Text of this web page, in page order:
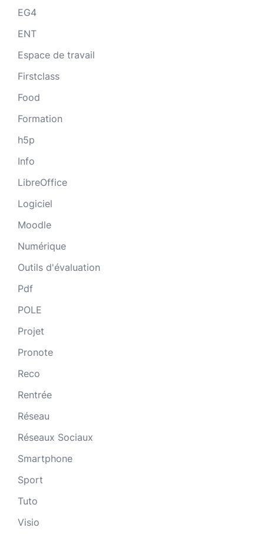
EG4
ENT
Espace de travail
Firstclass
Food
Formation
h5p
Info
LibreOffice
Logiciel
Moodle
Numérique
Outils d'évaluation
Pdf
POLE
Projet
Pronote
Reco
Rentrée
Réseau
Réseaux Sociaux
Smartphone
Sport
Tuto
Visio